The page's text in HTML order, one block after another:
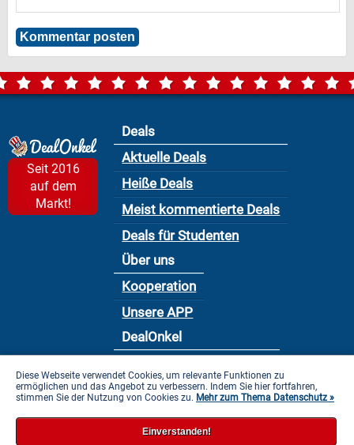
Seit 2016
auf dem
Markt!
Deals
Aktuelle Deals
Heiße Deals
Meist kommentierte Deals
Deals für Studenten
Über uns
Kooperation
Unsere APP
DealOnkel
Datenschutzbestimmung
Impressum
Diese Webseite verwendet Cookies, um relevante Funktionen zu
ermöglichen und das Angebot zu verbessern. Indem Sie hier fortfahren,
stimmen Sie der Nutzung von Cookies zu. Mehr zum Thema Datenschutz »